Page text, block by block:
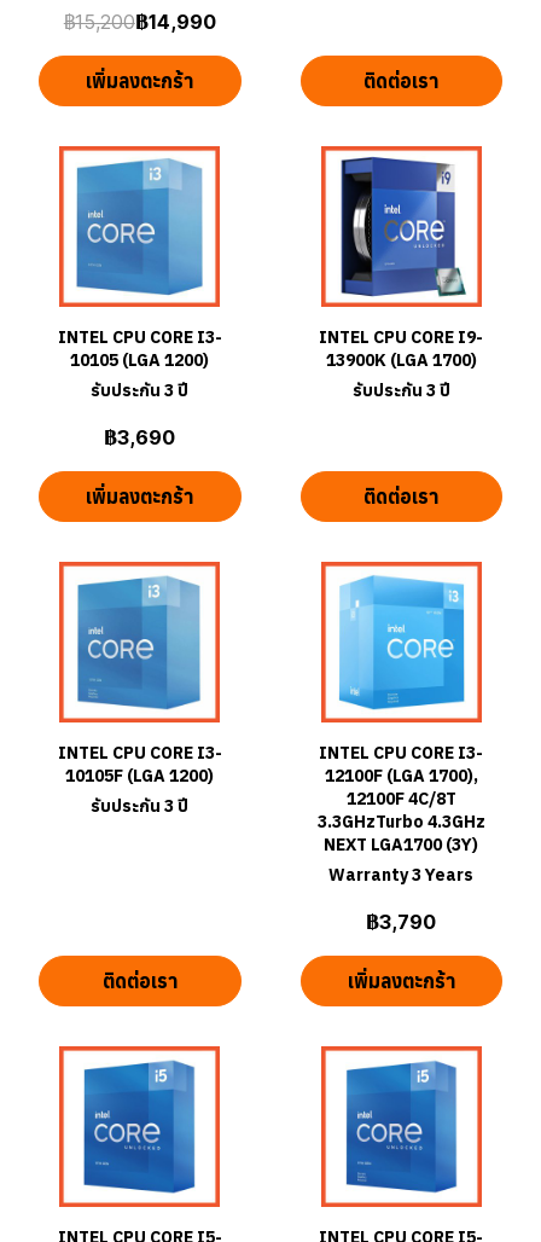
฿15,200฿14,990
เพิ่มลงตะกร้า ติดต่อเรา
INTEL CPU CORE I3-
10105 (LGA 1200)
รับประกัน 3 ปี
฿3,690
เพิ่มลงตะกร้า
INTEL CPU CORE I9-
13900K (LGA 1700)
รับประกัน 3 ปี
ติดต่อเรา
INTEL CPU CORE I3-
10105F (LGA 1200)
รับประกัน 3 ปี
ติดต่อเรา
INTEL CPU CORE I3-
12100F (LGA 1700),
12100F 4C/8T
3.3GHzTurbo 4.3GHz
NEXT LGA1700 (3Y)
Warranty 3 Years
฿3,790
เพิ่มลงตะกร้า
INTEL CPU CORE I5- INTEL CPU CORE I5-